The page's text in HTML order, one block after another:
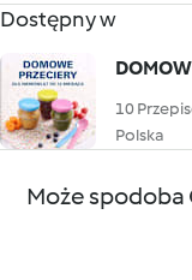
Dostępny w
10
Polska
Może spodoba